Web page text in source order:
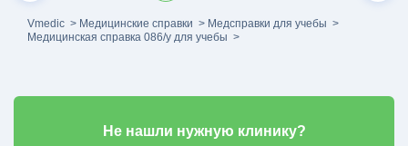
Vmedic Медицинские справки
Медсправки для учебы
Медицинская справка 086/у для учебы
Не нашли нужную клинику?